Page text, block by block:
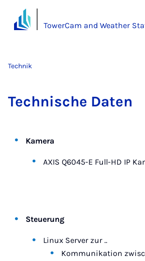
TowerCam and Weather
Technik
Tech­nis­che Daten
Kamera
AXIS Q6045-E Full-HD IP
Steuerung
Linux Server zur ..
Kommunikation